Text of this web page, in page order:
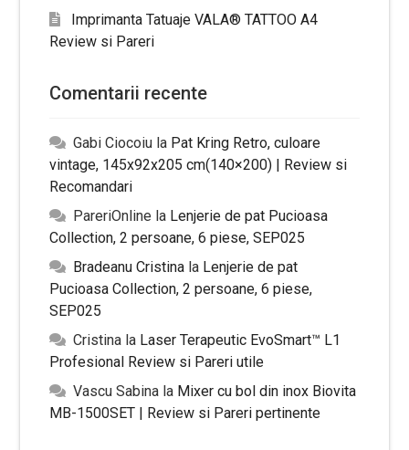
Imprimanta Tatuaje VALA® TATTOO A4
Review si Pareri
Comentarii recente
Gabi Ciocoiu la Pat Kring Retro, culoare
vintage, 145x92x205 cm(140×200) | Review si
Recomandari
PareriOnline la Lenjerie de pat Pucioasa
Collection, 2 persoane, 6 piese, SEP025
Bradeanu Cristina la Lenjerie de pat
Pucioasa Collection, 2 persoane, 6 piese,
SEP025
Cristina la Laser Terapeutic EvoSmart™ L1
Profesional Review si Pareri utile
Vascu Sabina la Mixer cu bol din inox Biovita
MB-1500SET | Review si Pareri pertinente